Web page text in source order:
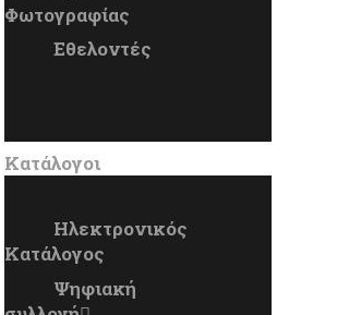
Φωτογραφίας
Εθελοντές
Κατάλογοι
Ηλεκτρονικός
Κατάλογος
Ψηφιακή